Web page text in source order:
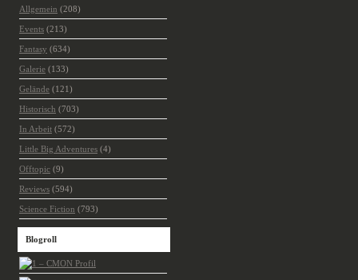
Allgemein (208)
Events (213)
Fantasy (634)
Galerie (133)
Gelände (121)
Historisch (703)
In Arbeit (572)
Little Big Adventures (4)
Offtopic (9)
Reviews (594)
Science Fiction (793)
Blogroll